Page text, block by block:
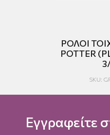
ΡΟΛΟΙ
POTTER
SKU:
Εγγραφείτε